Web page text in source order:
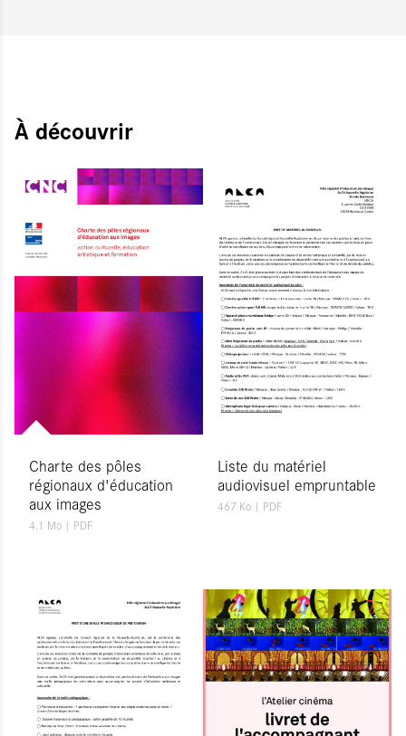
À découvrir
Charte des pôles
régionaux d'éducation
aux images
4.1 Mo | PDF
Liste du matériel
audiovisuel empruntable
467 Ko | PDF